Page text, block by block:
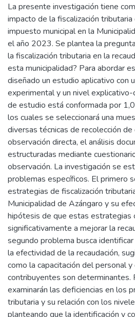
La presente investigación tiene
impacto de la fiscalización
impuesto municipal en la
el año 2023. Se plantea la
la fiscalización tributaria en la
esta municipalidad? Para abordar
diseñado un estudio aplicativo con
experimental y un nivel
de estudio está conformada por
los cuales se seleccionará una
diversas técnicas de recolección
observación directa, el análisis
estructuradas mediante
observación. La investigación se
problemas específicos. El primero
estrategias de fiscalización
Municipalidad de Azángaro y su
hipótesis de que estas estrategias
significativamente a mejorar la
segundo problema busca
la efectividad de la recaudación,
como la capacitación del personal
contribuyentes son determinantes.
examinarán las deficiencias en los
tributaria y su relación con los
planteando que la identificación y